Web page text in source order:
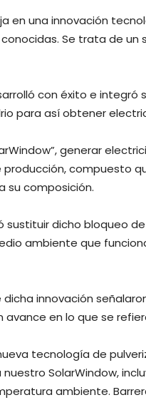
en una innovación
Se trata de un
con éxito e
para así obtener
generar
compuesto
su composición.
sustituir dicho bloqueo
ambiente que
dicha innovación
avance en lo que se
tecnología de
SolarWindow,
ambiente.